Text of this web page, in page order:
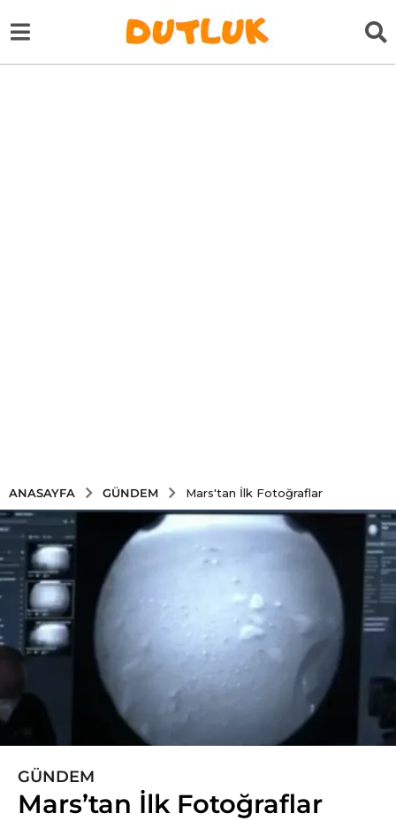
ANASAYFA GÜNDEM Mars'tan İlk Fotoğraflar
5
y
GÜNDEM
Mars’tan İlk Fotoğraflar